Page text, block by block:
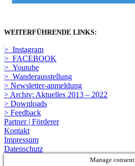
WEITERFÜHRENDE LINKS:
> Instagram
> FACEBOOK
> Youtube
> Wanderausstellung
> Newsletter-anmeldung
> Archiv: Aktuelles 2013 – 2022
> Downloads
> Feedback
Partner | Förderer
Kontakt
Impressum
Datenschutz
Manage consent